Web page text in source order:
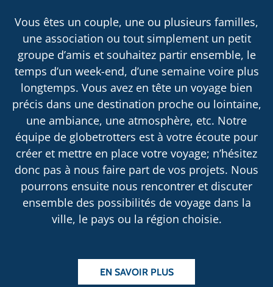
Vous êtes un couple, une ou plusieurs familles,
une association ou tout simplement un petit
groupe d’amis et souhaitez partir ensemble, le
temps d’un week-end, d’une semaine voire plus
longtemps. Vous avez en tête un voyage bien
précis dans une destination proche ou lointaine,
une ambiance, une atmosphère, etc. Notre
équipe de globetrotters est à votre écoute pour
créer et mettre en place votre voyage; n’hésitez
donc pas à nous faire part de vos projets. Nous
pourrons ensuite nous rencontrer et discuter
ensemble des possibilités de voyage dans la
ville, le pays ou la région choisie.
EN SAVOIR PLUS